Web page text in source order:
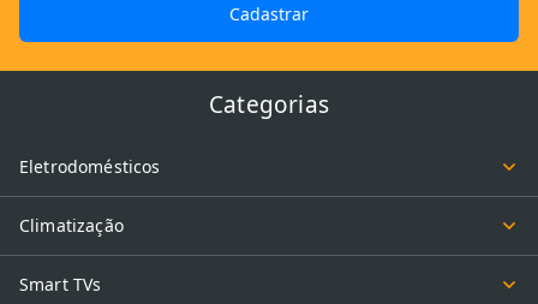
Cadastrar
Categorias
Eletrodomésticos
Climatização
Smart TVs